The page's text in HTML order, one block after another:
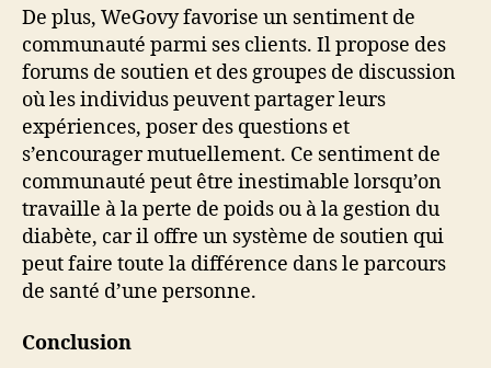
De plus, WeGovy favorise un sentiment de
communauté parmi ses clients. Il propose des
forums de soutien et des groupes de discussion
où les individus peuvent partager leurs
expériences, poser des questions et
s’encourager mutuellement. Ce sentiment de
communauté peut être inestimable lorsqu’on
travaille à la perte de poids ou à la gestion du
diabète, car il offre un système de soutien qui
peut faire toute la différence dans le parcours
de santé d’une personne.
Conclusion